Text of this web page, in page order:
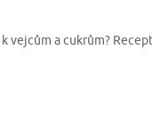
vejcům a cukrům?